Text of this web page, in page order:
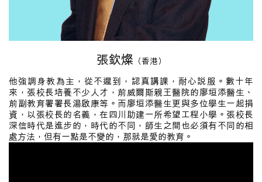
張欽燦 （香港）
他強調身教為主，從不遲到，認真講課，耐心說服。數十年
來，張校長培養不少人才，前威爾斯親王醫院的廖垣添醫生、
前副教育署署長湯啟康等。而廖垣添醫生更與多位學生一起捐
資，以張校長的名義，在四川助建一所希望工程小學。張校長
深信時代是進步的，時代的不同，師生之間也必須有不同的相
處方法，但有一點是不變的，那就是愛的教育。